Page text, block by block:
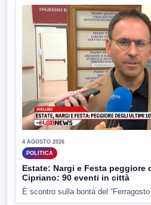
4 AGOSTO 2026
POLITICA
Estate: Nargi e Festa peggiore
Cipriano: 90 eventi in città
È scontro sulla bontà del